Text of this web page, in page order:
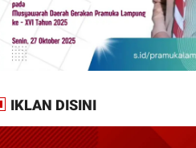
IKLAN DISINI